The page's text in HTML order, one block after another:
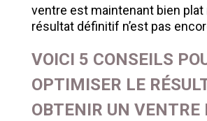
ventre est maintenant bien plat
résultat définitif n’est pas
VOICI 5 CONSEILS
OPTIMISER LE
OBTENIR UN VENTRE